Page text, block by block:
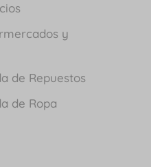
y
de Repuestos
de Ropa